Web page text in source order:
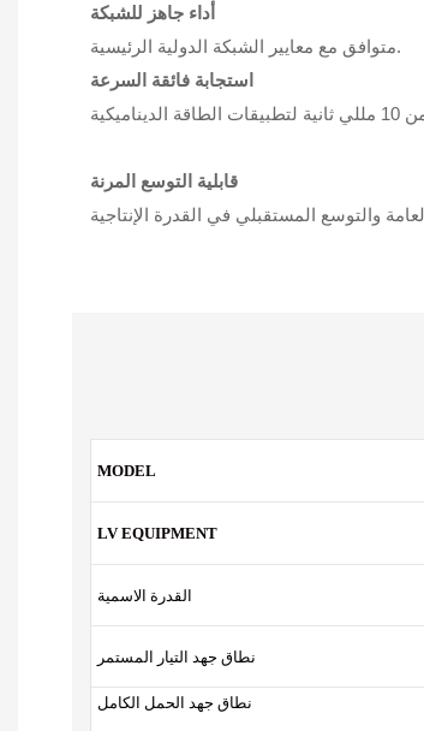
أداء جاهز للشبكة
متوافق مع معايير الشبكة الدولية الرئيسية.
استجابة فائقة السرعة
قابلية التوسع المرنة
MODEL
LV EQUIPMENT
القدرة الاسمية
نطاق جهد التيار المستمر
نطاق جهد الحمل الكامل